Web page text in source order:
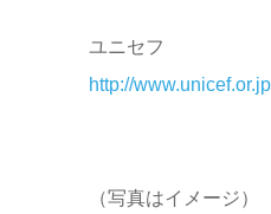
ユニセフ
http://
（写真はイメージ）